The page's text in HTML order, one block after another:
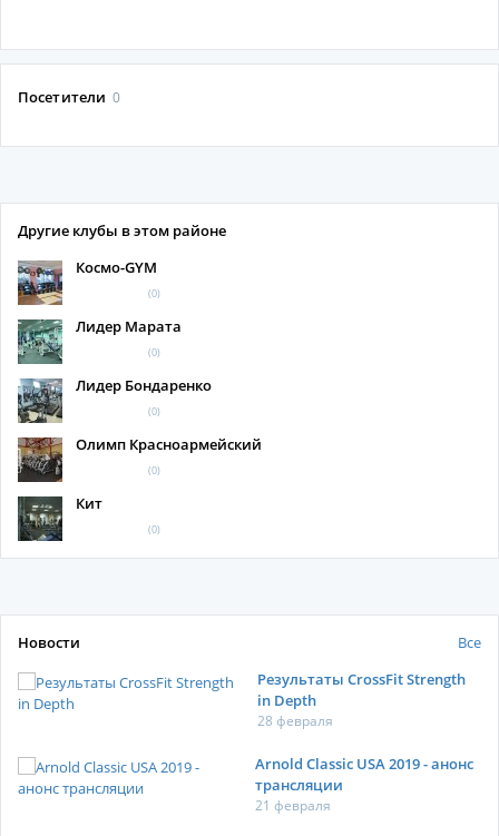
Посетители 0
Другие клубы в этом районе
Космо-GYM
(0)
Лидер Марата
(0)
Лидер Бондаренко
(0)
Олимп Красноармейский
(0)
Кит
(0)
Новости
Все
Результаты CrossFit Strength
in Depth
28 февраля
Arnold Classic USA 2019 - анонс
трансляции
21 февраля